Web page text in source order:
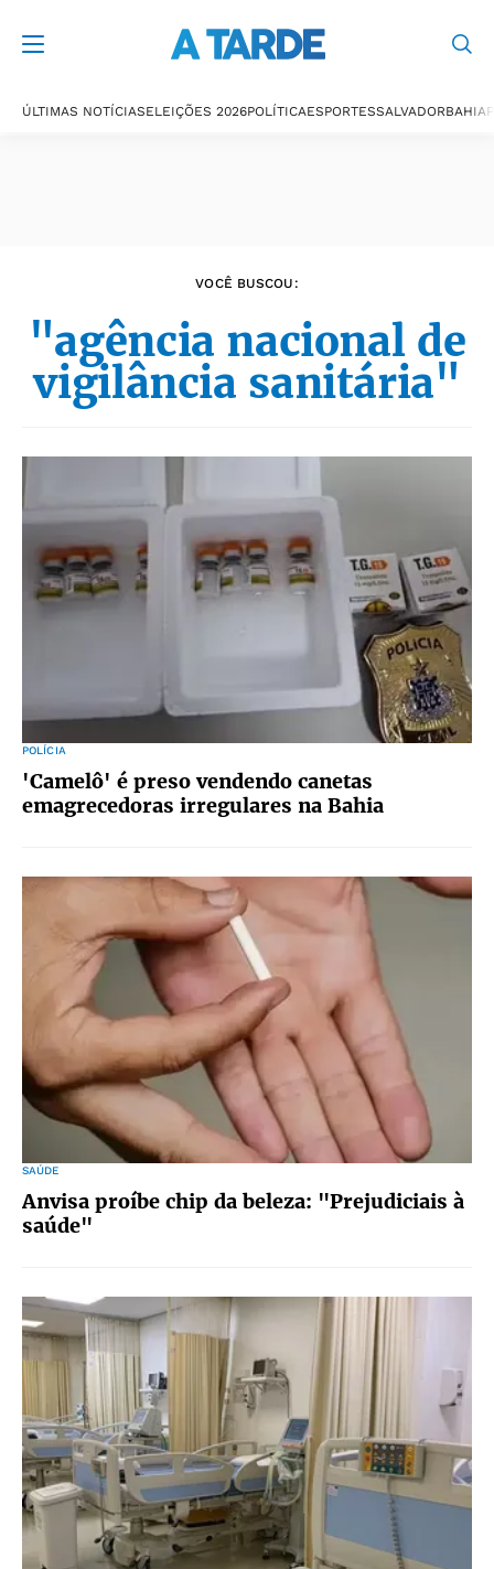
ÚLTIMAS NOTÍCIASELEIÇÕES 2026POLÍTICAESPORTESSALVADORBAHIA
VOCÊ BUSCOU:
"agência nacional de
vigilância sanitária"
POLÍCIA
'Camelô' é preso vendendo canetas
emagrecedoras irregulares na Bahia
SAÚDE
Anvisa proíbe chip da beleza: "Prejudiciais à
saúde"